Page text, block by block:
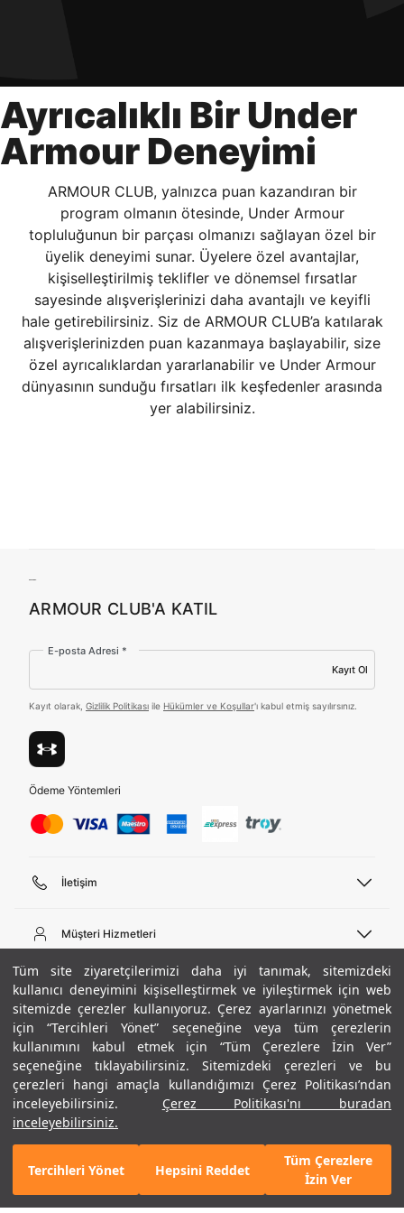
Tüm site ziyaretçilerimizi daha iyi tanımak, sitemizdeki
kullanıcı deneyimini kişiselleştirmek ve iyileştirmek için web
sitemizde çerezler kullanıyoruz. Çerez ayarlarınızı yönetmek
için “Tercihleri Yönet” seçeneğine veya tüm çerezlerin
kullanımını kabul etmek için “Tüm Çerezlere İzin Ver”
seçeneğine tıklayabilirsiniz. Sitemizdeki çerezleri ve bu
çerezleri hangi amaçla kullandığımızı Çerez Politikası’ndan
inceleyebilirsiniz.
Çerez Politikası'nı buradan
inceleyebilirsiniz.
Tercihleri Yönet Hepsini Reddet
Tüm Çerezlere
İzin Ver
DOĞRU UNDER
ARMOUR SİTESİNDE
MİSİNİZ?
Hangi bölgede alışveriş yapmak istersin?
Mobil Uygulamamızı Keşfet! Detayları Gör
Ayrıcalıklı Bir Under
Armour Deneyimi
ARMOUR CLUB, yalnızca puan kazandıran bir
program olmanın ötesinde, Under Armour
topluluğunun bir parçası olmanızı sağlayan özel bir
üyelik deneyimi sunar. Üyelere özel avantajlar,
kişiselleştirilmiş teklifler ve dönemsel fırsatlar
sayesinde alışverişlerinizi daha avantajlı ve keyifli
hale getirebilirsiniz. Siz de ARMOUR CLUB’a katılarak
alışverişlerinizden puan kazanmaya başlayabilir, size
özel ayrıcalıklardan yararlanabilir ve Under Armour
dünyasının sunduğu fırsatları ilk keşfedenler arasında
yer alabilirsiniz.
ARMOUR CLUB'A KATIL
E-posta Adresi *
Kayıt Ol
Kayıt olarak, Gizlilik Politikası ile Hükümler ve Koşullar'ı kabul etmiş sayılırsınız.
Ödeme Yöntemleri
İletişim
444 02 00
Pazartesi - Cuma 09:00 - 18:00
E-posta
bilgi@underarmour.com
Müşteri Hizmetleri
Sipariş Sorgulama
Bize Ulaşın
Teslimat Bilgileri
İşlem Rehberi
İade ve Değişimler
Sıkça Sorulan Sorular
Beden Rehberi
Site Haritası
Hakkımızda
Ticari Bilgiler
Hükümler ve Koşullar
Gizlilik Politikası
Çerez Politikası
Kariyer
ETBİS
UA Sosyal Medya
Instagram
Facebook
Twitter
Popüler Kategoriler
Erkek Basketbol Ayakkabısı
Çocuk Basketbol Ayakkabısı
Erkek Eşofman
Kadın Tayt
dışında bulunması sebebiyle yurt dışında mukim
Amazon Inc. ve Google LLC. ile paylaşılmasını kabul
ediyorum.
Üye Ol